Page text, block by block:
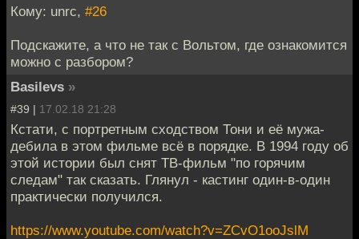
Кому: unrc, #26
Подскажите, а что не так с Вольтом, где ознакомится
можно с разбором?
Basilevs »
#39 | 17.02.18 21:28
Кстати, с портретным сходством Тони и её мужа-
дебила в этом фильме всё в порядке. В 1994 году об
этой истории был снят ТВ-фильм "по горячим
следам" так сказать. Глянул - кастинг один-в-один
практически получился.
https://www.youtube.com/watch?v=ZCvO1ooJslM